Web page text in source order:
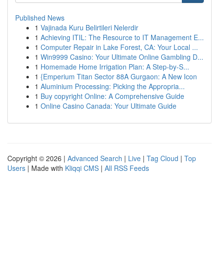
Published News
1 Vajinada Kuru Belirtileri Nelerdir
1 Achieving ITIL: The Resource to IT Management E...
1 Computer Repair in Lake Forest, CA: Your Local ...
1 Win9999 Casino: Your Ultimate Online Gambling D...
1 Homemade Home Irrigation Plan: A Step-by-S...
1 {Emperium Titan Sector 88A Gurgaon: A New Icon
1 Aluminium Processing: Picking the Appropria...
1 Buy copyright Online: A Comprehensive Guide
1 Online Casino Canada: Your Ultimate Guide
Copyright © 2026 | Advanced Search | Live | Tag Cloud | Top
Users | Made with Kliqqi CMS | All RSS Feeds